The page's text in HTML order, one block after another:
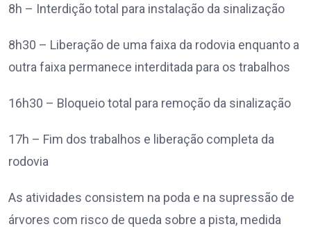
8h – Interdição total para instalação da sinalização
8h30 – Liberação de uma faixa da rodovia enquanto a
outra faixa permanece interditada para os trabalhos
16h30 – Bloqueio total para remoção da sinalização
17h – Fim dos trabalhos e liberação completa da
rodovia
As atividades consistem na poda e na supressão de
árvores com risco de queda sobre a pista, medida